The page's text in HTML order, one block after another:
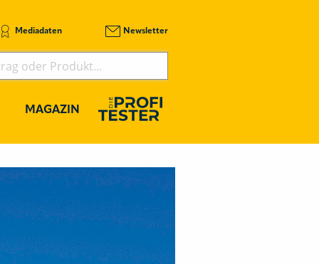
Mediadaten Newsletter
MAGAZIN